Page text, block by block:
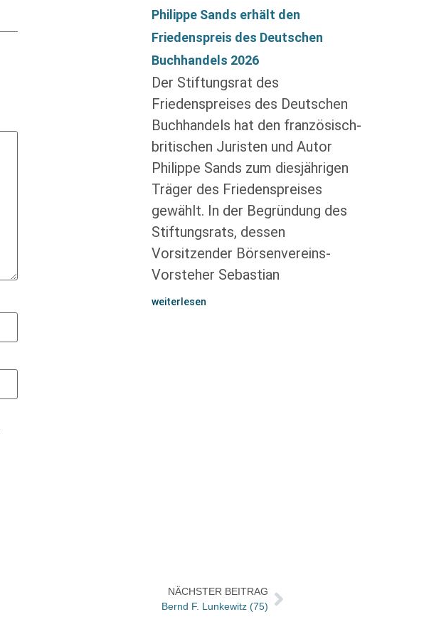
Philippe Sands erhält den
Friedenspreis des Deutschen
Buchhandels 2026
Der Stiftungsrat des
Friedenspreises des Deutschen
Buchhandels hat den französisch-
britischen Juristen und Autor
Philippe Sands zum diesjährigen
Träger des Friedenspreises
gewählt. In der Begründung des
Stiftungsrats, dessen
Vorsitzender Börsenvereins-
Vorsteher Sebastian
weiterlesen
NÄCHSTER BEITRAG
Bernd F. Lunkewitz (75)